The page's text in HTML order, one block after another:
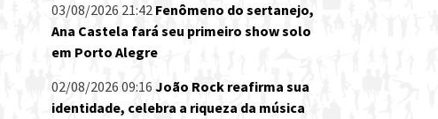
03/08/2026 21:42 Fenômeno do sertanejo,
Ana Castela fará seu primeiro show solo
em Porto Alegre
02/08/2026 09:16 João Rock reafirma sua
identidade, celebra a riqueza da música